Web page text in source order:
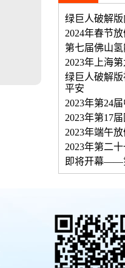
绿巨人破解
2024年春节
第七届佛山
2023年上海
绿巨人破解
平安
2023年第24
2023年第17
2023年端午
2023年第二
即将开幕——